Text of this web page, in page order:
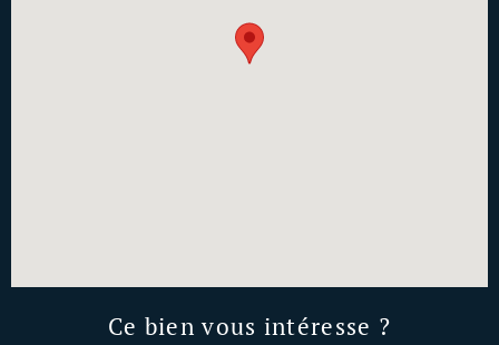
Ce bien vous intéresse ?